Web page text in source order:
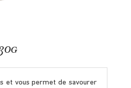
et vous permet de savourer